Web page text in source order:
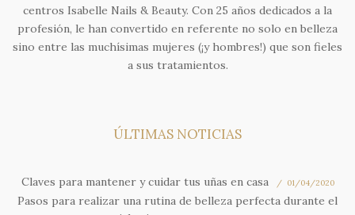
centros Isabelle Nails & Beauty. Con 25 años dedicados a la
profesión, le han convertido en referente no solo en belleza
sino entre las muchísimas mujeres (¡y hombres!) que son fieles
a sus tratamientos.
ÚLTIMAS NOTICIAS
Claves para mantener y cuidar tus uñas en casa 01/04/2020
Pasos para realizar una rutina de belleza perfecta durante el